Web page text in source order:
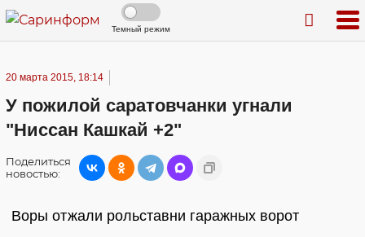
Темный режим
20 марта 2015, 18:14
У пожилой саратовчанки угнали
"Ниссан Кашкай +2"
Поделиться
новостью:
Воры отжали рольставни гаражных ворот